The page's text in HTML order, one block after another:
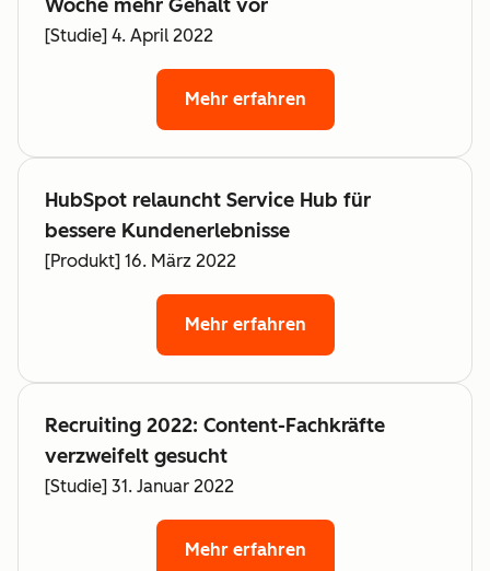
Woche mehr Gehalt vor
[Studie] 4. April 2022
Mehr erfahren
HubSpot relauncht Service Hub für
bessere Kundenerlebnisse
[Produkt] 16. März 2022
Mehr erfahren
Recruiting 2022: Content-Fachkräfte
verzweifelt gesucht
[Studie] 31. Januar 2022
Mehr erfahren